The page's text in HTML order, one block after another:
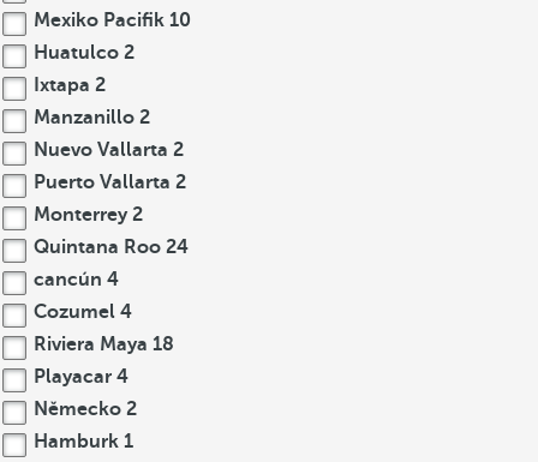
Mexiko Pacifik 10
Huatulco 2
Ixtapa 2
Manzanillo 2
Nuevo Vallarta 2
Puerto Vallarta 2
Monterrey 2
Quintana Roo 24
cancún 4
Cozumel 4
Riviera Maya 18
Playacar 4
Německo 2
Hamburk 1